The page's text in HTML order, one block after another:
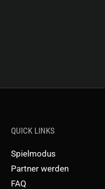
QUICK LINKS
Spielmodus
Partner werden
FAQ